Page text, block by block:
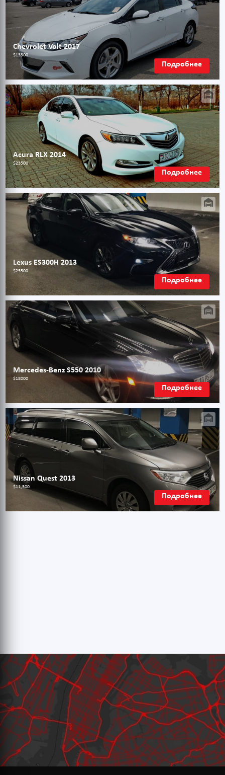
Chevrolet Volt 2017
$13300
Подробнее
Acura RLX 2014
$23500
Подробнее
Lexus ES300H 2013
$25500
Подробнее
Mercedes-Benz S550 2010
$18000
Подробнее
Nissan Quest 2013
$11,500
Подробнее